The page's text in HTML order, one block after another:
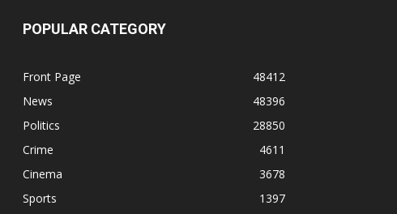
POPULAR CATEGORY
Front Page
48412
News
48396
Politics
28850
Crime
4611
Cinema
3678
Sports
1397